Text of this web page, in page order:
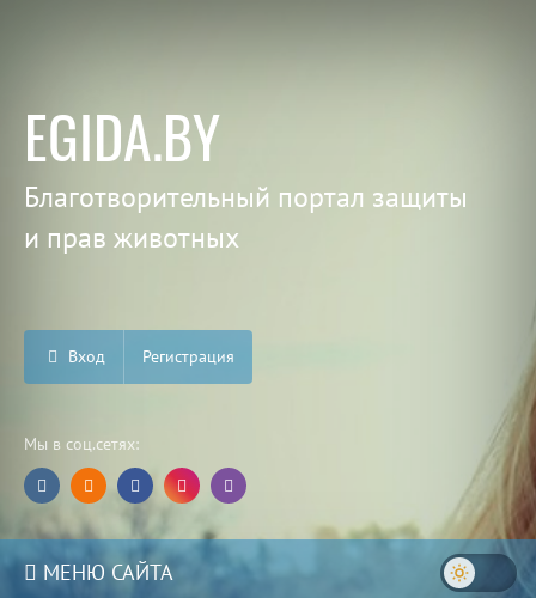
EGIDA.BY
Благотворительный портал защиты
и прав животных
Вход Регистрация
Мы в соц.сетях:
МЕНЮ САЙТА